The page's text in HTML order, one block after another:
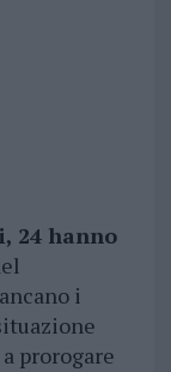
24 hanno
i
prorogare